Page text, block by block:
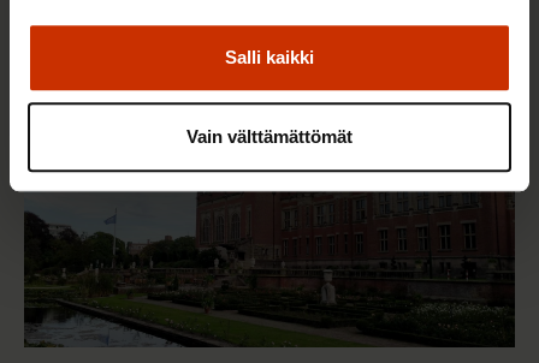
Salli kaikki
Vain välttämättömät
AY-LIIKE SUOMESSA JA MAAILMALLA